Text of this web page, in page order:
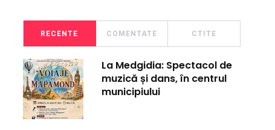
RECENTE COMENTATE CTITE
La Medgidia: Spectacol de
muzică și dans, în centrul
municipiului